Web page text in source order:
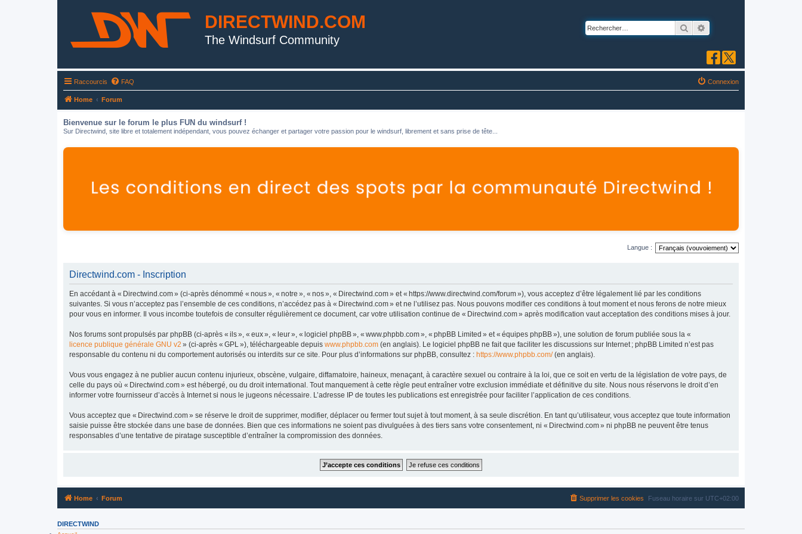
DIRECTWIND.COM
The Windsurf Community
Rechercher
Raccourcis FAQ Connexion
Home Forum
Bienvenue sur le forum le plus FUN du windsurf !
Sur Directwind, site libre et totalement indépendant, vous pouvez échanger et partager votre passion pour le windsurf, librement et sans prise de tête...
Langue :
Directwind.com - Inscription
En accédant à « Directwind.com » (ci-après dénommé « nous », « notre », « nos », « Directwind.com » et « https://www.directwind.com/forum »), vous acceptez d’être légalement lié par les conditions
suivantes. Si vous n’acceptez pas l’ensemble de ces conditions, n’accédez pas à « Directwind.com » et ne l’utilisez pas. Nous pouvons modifier ces conditions à tout moment et nous ferons de notre mieux
pour vous en informer. Il vous incombe toutefois de consulter régulièrement ce document, car votre utilisation continue de « Directwind.com » après modification vaut acceptation des conditions mises à jour.
Nos forums sont propulsés par phpBB (ci-après « ils », « eux », « leur », « logiciel phpBB », « www.phpbb.com », « phpBB Limited » et « équipes phpBB »), une solution de forum publiée sous la «
licence publique générale GNU v2 » (ci-après « GPL »), téléchargeable depuis www.phpbb.com (en anglais). Le logiciel phpBB ne fait que faciliter les discussions sur Internet ; phpBB Limited n’est pas
responsable du contenu ni du comportement autorisés ou interdits sur ce site. Pour plus d’informations sur phpBB, consultez : https://www.phpbb.com/(en anglais).
Vous vous engagez à ne publier aucun contenu injurieux, obscène, vulgaire, diffamatoire, haineux, menaçant, à caractère sexuel ou contraire à la loi, que ce soit en vertu de la législation de votre pays, de
celle du pays où « Directwind.com » est hébergé, ou du droit international. Tout manquement à cette règle peut entraîner votre exclusion immédiate et définitive du site. Nous nous réservons le droit d’en
informer votre fournisseur d’accès à Internet si nous le jugeons nécessaire. L’adresse IP de toutes les publications est enregistrée pour faciliter l’application de ces conditions.
Vous acceptez que « Directwind.com » se réserve le droit de supprimer, modifier, déplacer ou fermer tout sujet à tout moment, à sa seule discrétion. En tant qu’utilisateur, vous acceptez que toute information
saisie puisse être stockée dans une base de données. Bien que ces informations ne soient pas divulguées à des tiers sans votre consentement, ni « Directwind.com » ni phpBB ne peuvent être tenus
responsables d’une tentative de piratage susceptible d’entraîner la compromission des données.
Home Forum Fuseau horaire sur UTC+02:00
Supprimer les cookies
DIRECTWIND